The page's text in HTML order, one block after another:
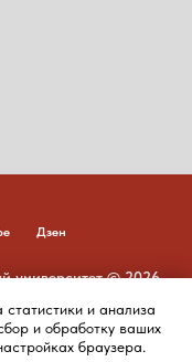
Дзен
университет © 2026
статистики и анализа
и обработку ваших
браузера.